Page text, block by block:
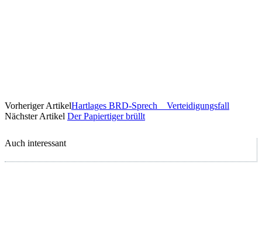
Vorheriger ArtikelHartlages BRD-Sprech _ Verteidigungsfall
Nächster Artikel Der Papiertiger brüllt
Auch interessant